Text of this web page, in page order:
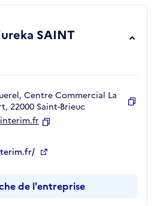
SAINT
Centre Commercial La
22000 Saint-Brieuc
de l'entreprise